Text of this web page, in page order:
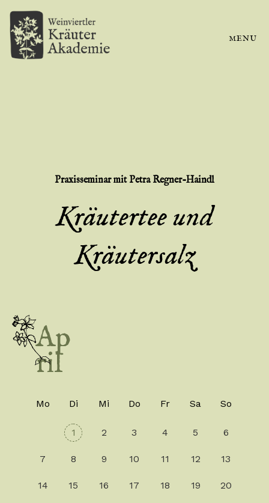
MENU
Praxisseminarmit Petra Regner-Haindl
Kräutertee und
Kräutersalz
Ap
ril
Mo Di Mi Do Fr Sa So
1 2 3 4 5 6
7 8 9 10 11 12 13
14 15 16 17 18 19 20